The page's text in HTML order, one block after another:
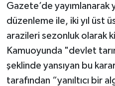
Gazete’de yayımlanarak
düzenleme ile, iki yıl üst
arazileri sezonluk olarak
Kamuoyunda "devlet
şeklinde yansıyan bu
tarafından “yanıltıcı bir